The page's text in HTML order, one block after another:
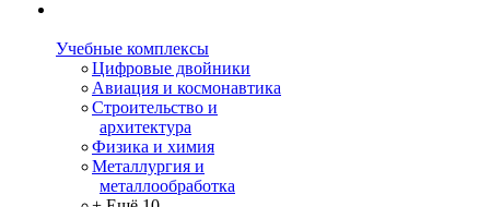
Учебные комплексы
Цифровые двойники
Авиация и космонавтика
Строительство и
архитектура
Физика и химия
Металлургия и
металлообработка